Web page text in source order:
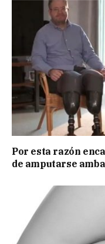
Por esta razón
de amputarse